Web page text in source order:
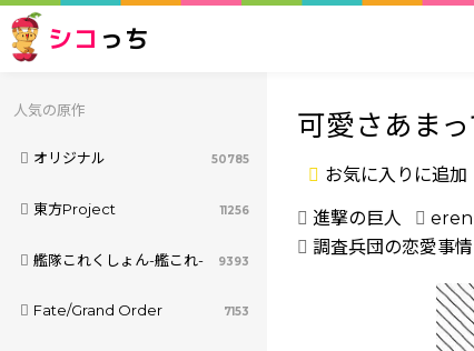
シコ っち
人気の原作
オリジナル 50785
東方Project 11256
艦隊これくしょん-艦これ- 9393
Fate/Grand Order 7153
可愛さあまっ
お気に入りに追加
進撃の巨人
調査兵団の恋愛事情